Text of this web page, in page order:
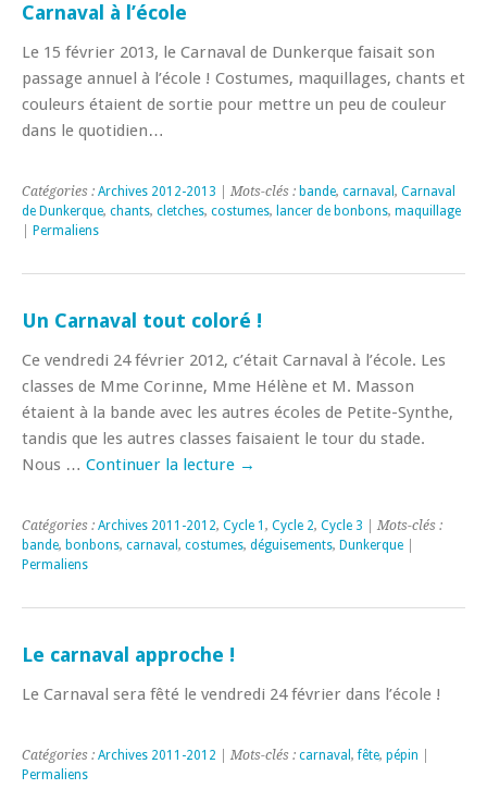
Carnaval à l’école
Le 15 février 2013, le Carnaval de Dunkerque faisait son
passage annuel à l’école ! Costumes, maquillages, chants et
couleurs étaient de sortie pour mettre un peu de couleur
dans le quotidien…
Catégories : Archives 2012-2013 | Mots-clés : bande, carnaval , Carnaval
de Dunkerque, chants, cletches, costumes, lancer de bonbons, maquillage
Permaliens
Un Carnaval tout coloré !
Ce vendredi 24 février 2012, c’était Carnaval à l’école. Les
classes de Mme Corinne, Mme Hélène et M. Masson
étaient à la bande avec les autres écoles de Petite-Synthe,
tandis que les autres classes faisaient le tour du stade.
Nous … Continuer la lecture →
Catégories : Archives 2011-2012, Cycle 1 , Cycle 2, Cycle 3 | Mots-clés :
bande, bonbons, carnaval , costumes, déguisements, Dunkerque
Permaliens
Le carnaval approche !
Le Carnaval sera fêté le vendredi 24 février dans l’école !
Catégories : Archives 2011-2012 | Mots-clés : carnaval ,fête, pépin
Permaliens